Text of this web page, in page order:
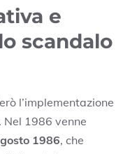
e
scandalo
l’implementazione
1986 venne
1986, che